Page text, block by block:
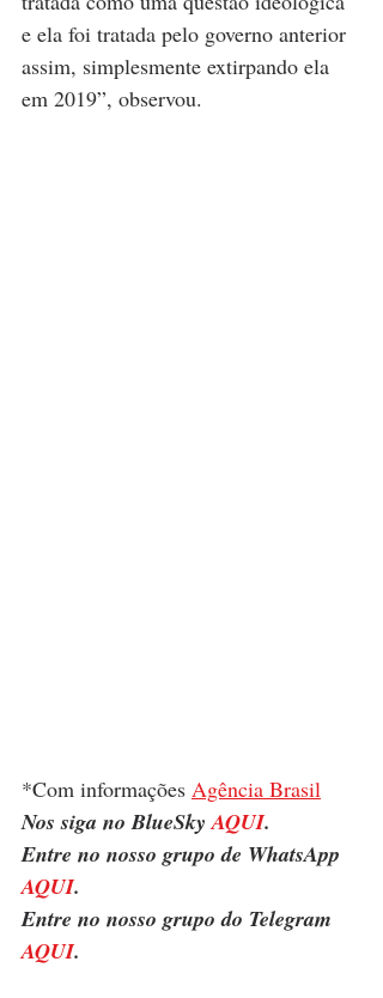
e ela foi tratada pelo governo anterior
assim, simplesmente extirpando ela
em 2019”, observou.
*Com informações Agência Brasil
Nos siga no BlueSky AQUI.
Entre no nosso grupo de WhatsApp
AQUI.
Entre no nosso grupo do Telegram
AQUI.